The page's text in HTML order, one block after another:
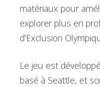
matériaux pour
explorer plus en
d’Exclusion
Le jeu est
basé à Seattle, et